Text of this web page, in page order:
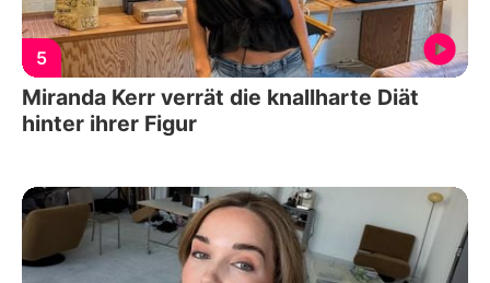
5
Miranda Kerr verrät die knallharte Diät
hinter ihrer Figur